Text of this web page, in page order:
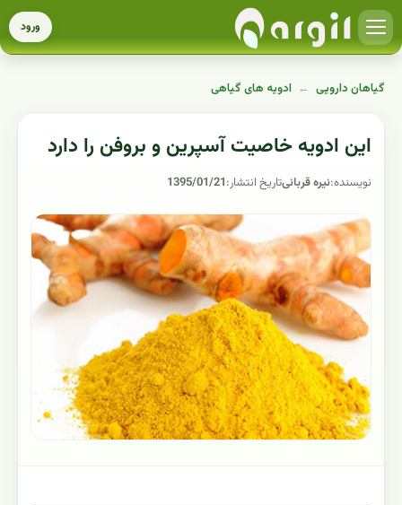
ورود
گیاهان دارویی ← ادویه های گیاهی
این ادویه خاصیت آسپرین و بروفن را دارد
نویسنده:نیره قربانیتاریخ انتشار:1395/01/21